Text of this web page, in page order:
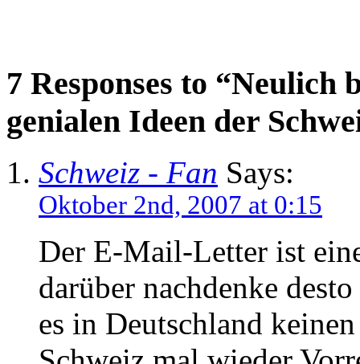
7 Responses to
genialen Ideen der
Schweiz - Fan Says:
Oktober 2nd, 2007 at 0:15
Der E-Mail-Letter ist
darüber nachdenke
es in Deutschland